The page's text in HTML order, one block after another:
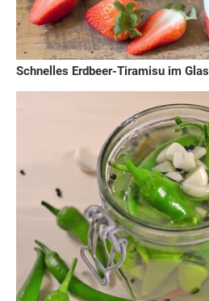
Schnelles Erdbeer-Tiramisu im Glas